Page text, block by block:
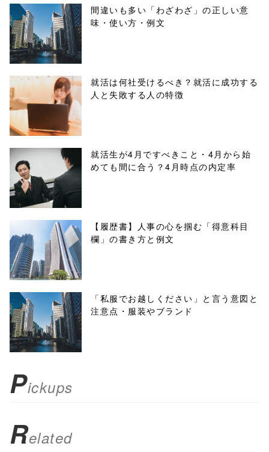
ml/wp-
content/themes
/tapbiz_theme/
parts/sns-
buttons.php on
line10
/1074522"
onclick="windo
w.open(this.hre
f, 'Gwindow',
'width=550,
height=450,
menubar=no,
toolbar=no,
scrollbars=yes'
false;"> シェア
間違いも多い「わざわざ」の正しい意
味・使い方・例文
就活は何社受けるべき？就活に成功する
人と失敗する人の特徴
就活生が4月ですべきこと・4月から始
めても間に合う？4月時点の内定率
【履歴書】人事の心を掴む「得意科目
欄」の書き方と例文
「私服でお越しください」と言う意図と
注意点・服装やブランド
Pickups
Related